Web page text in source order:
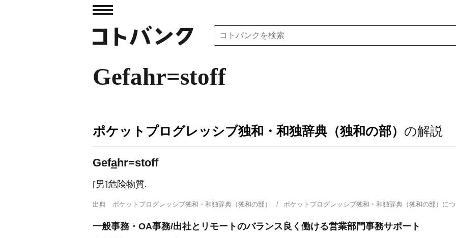
Gefahr=stoff
ポケットプログレッシブ独和・和独辞典（独和の部） の解説
Gefahr=stoff
[男]危険物質.
出典 ポケットプログレッシブ独和・和独辞典（独和の部） ポケットプログレッシブ独和・和独辞典（独和の部）
一般事務・OA事務/出社とリモートのバランス良く働ける営業部門事務サポート